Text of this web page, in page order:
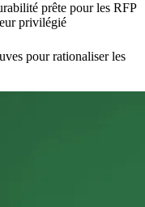
prête pour les RFP
privilégié
pour rationaliser les